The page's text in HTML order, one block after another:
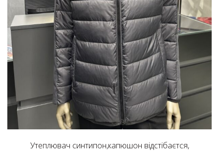
Утеплювач синтипон,капюшон відстібаєтся,